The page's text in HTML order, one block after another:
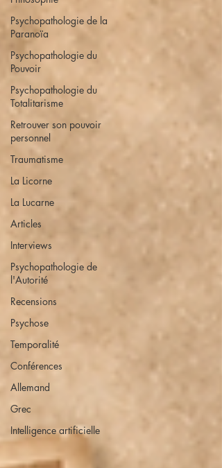
Psychopathologie de la
Paranoïa
Psychopathologie du
Pouvoir
Psychopathologie du
Totalitarisme
Retrouver son pouvoir
personnel
Traumatisme
La Licorne
La Lucarne
Articles
Interviews
Psychopathologie de
l'Autorité
Recensions
Psychose
Temporalité
Conférences
Allemand
Grec
Intelligence artificielle